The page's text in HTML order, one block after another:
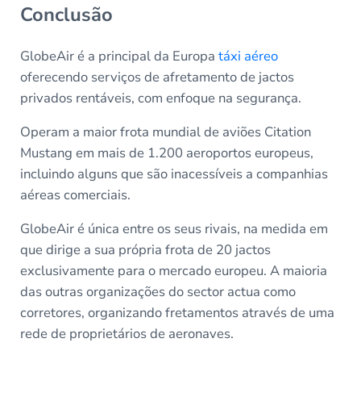
Conclusão
GlobeAir é a principal da Europa táxi aéreo
oferecendo serviços de afretamento de jactos
privados rentáveis, com enfoque na segurança.
Operam a maior frota mundial de aviões Citation
Mustang em mais de 1.200 aeroportos europeus,
incluindo alguns que são inacessíveis a companhias
aéreas comerciais.
GlobeAir é única entre os seus rivais, na medida em
que dirige a sua própria frota de 20 jactos
exclusivamente para o mercado europeu. A maioria
das outras organizações do sector actua como
corretores, organizando fretamentos através de uma
rede de proprietários de aeronaves.